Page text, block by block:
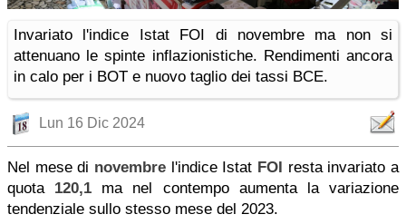
Invariato l'indice Istat FOI di novembre ma non si
attenuano le spinte inflazionistiche. Rendimenti ancora
in calo per i BOT e nuovo taglio dei tassi BCE.
Lun 16 Dic 2024
Nel mese di novembre l'indice Istat FOI resta invariato a
quota 120,1 ma nel contempo aumenta la variazione
tendenziale sullo stesso mese del 2023.